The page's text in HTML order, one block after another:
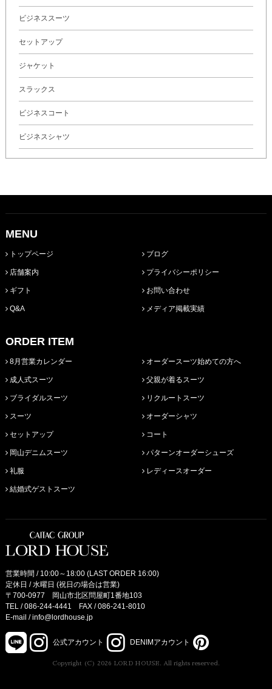
ビジネススーツ
セットアップ
ジャケット
スラックス
ビジネスコート
ビジネスシャツ
MENU
トップページ
店舗案内
ギフト
Q&A
ブログ
プライバシーポリシー
お問い合わせ
メディア掲載実績
ORDER ITEM
8月営業カレンダー
成人式スーツ
ブライダルスーツ
スーツ
セットアップ
岡山デニムスーツ
礼服
結婚式ゲストスーツ
オーダースーツ始めての方へ
父親が着るスーツ
リクルートスーツ
オーダーシャツ
コート
パターンオーダーシューズ
レディースオーダー
営業時間 / 10:00～18:00 (LAST ORDER 16:00)
定休日 / 水曜日 (祝日の場合は営業)
〒700-0977 岡山市北区問屋町1番地103
TEL /086-244-4441
FAX / 086-241-8010
E-mail /info@lordhouse.jp
公式アカウント DENIMアカウント
Copyright (C) 2026 LORD HOUSE. All rights reserved.